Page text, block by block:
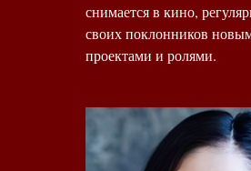
снимается в кино,
своих поклонников
проектами и ролями.